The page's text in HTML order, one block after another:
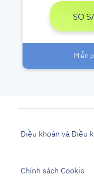
SO
Miễn
Điều khoản và Điều
Chính sách Cookie